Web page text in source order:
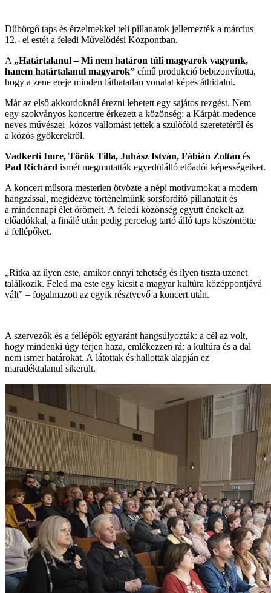
Dübörgő taps és érzelmekkel teli pillanatok jellemezték a március
12.- ei estét a feledi Művelődési Központban.
A „Határtalanul – Mi nem határon túli magyarok vagyunk,
hanem határtalanul magyarok” című produkció bebizonyította,
hogy a zene ereje minden láthatatlan vonalat képes áthidalni.
Már az első akkordoknál érezni lehetett egy sajátos rezgést. Nem
egy szokványos koncertre érkezett a közönség: a Kárpát-medence
neves művészei közös vallomást tettek a szülőföld szeretetéről és
a közös gyökerekről.
Vadkerti Imre, Török Tilla, Juhász István, Fábián Zoltán és
Pad Richárd ismét megmutatták egyedülálló előadói képességeiket.
A koncert műsora mesterien ötvözte a népi motívumokat a modern
hangzással, megidézve történelmünk sorsfordító pillanatait és
a mindennapi élet örömeit. A feledi közönség együtt énekelt az
előadókkal, a finálé után pedig percekig tartó álló taps köszöntötte
a fellépőket.
„Ritka az ilyen este, amikor ennyi tehetség és ilyen tiszta üzenet
találkozik. Feled ma este egy kicsit a magyar kultúra középpontjává
vált” – fogalmazott az egyik résztvevő a koncert után.
A szervezők és a fellépők egyaránt hangsúlyozták: a cél az volt,
hogy mindenki úgy térjen haza, emlékezzen rá: a kultúra és a dal
nem ismer határokat. A látottak és hallottak alapján ez
maradéktalanul sikerült.